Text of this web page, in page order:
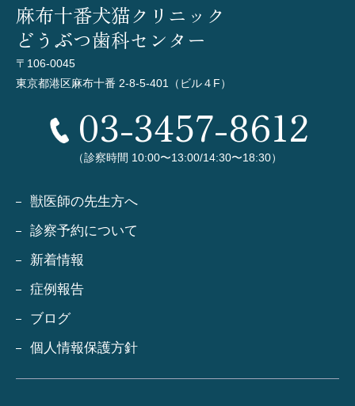
麻布十番犬猫クリニック
どうぶつ歯科センター
〒106-0045
東京都港区麻布十番 2-8-5-401（ビル４F）
03-3457-8612
（診察時間 10:00〜13:00/14:30〜18:30）
獣医師の先生方へ
診察予約について
新着情報
症例報告
ブログ
個人情報保護方針